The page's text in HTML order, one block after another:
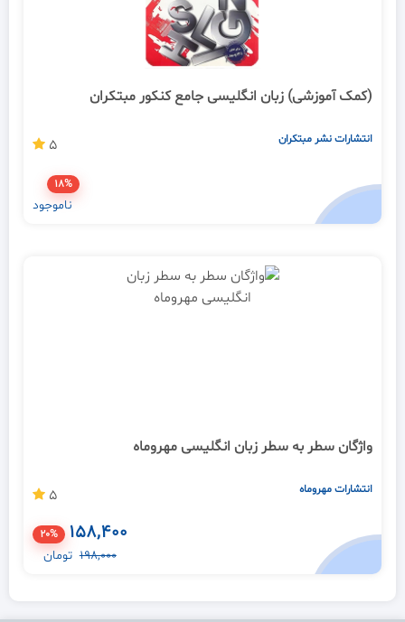
(کمک آموزشی) زبان انگلیسی جامع کنکور مبتکران
انتشارات نشر مبتکران 5
18%
ناموجود
واژگان سطر به سطر زبان انگلیسی مهروماه
انتشارات مهروماه 5
158,400
20%
198,000 تومان